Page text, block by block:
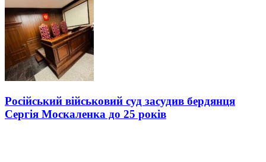
Російський військовий суд засудив бердянця
Сергія Москаленка до 25 років